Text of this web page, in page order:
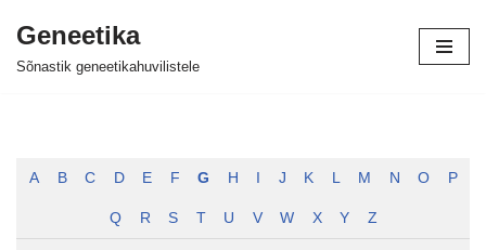
Skip
Geneetika
Sõnastik geneetikahuvilistele
A B C D E F G H J K L M N O P
Q R S T U V W X Y Z